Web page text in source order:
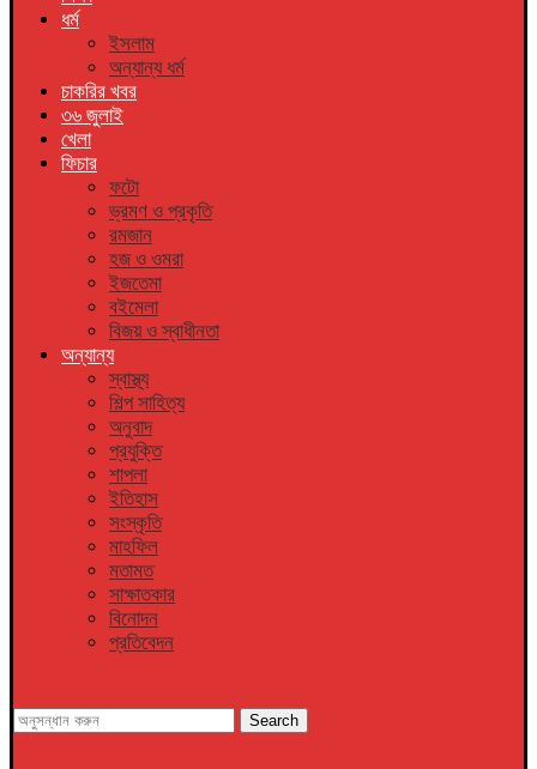
ধর্ম
ইসলাম
অন্যান্য ধর্ম
চাকরির খবর
৩৬ জুলাই
খেলা
ফিচার
ফটো
ভ্রমণ ও প্রকৃতি
রমজান
হজ ও ওমরা
ইজতেমা
বইমেলা
বিজয় ও স্বাধীনতা
অন্যান্য
স্বাস্থ্য
শিল্প সাহিত্য
অনুবাদ
প্রযুক্তি
শাপলা
ইতিহাস
সংস্কৃতি
মাহফিল
মতামত
সাক্ষাতকার
বিনোদন
প্রতিবেদন
Search